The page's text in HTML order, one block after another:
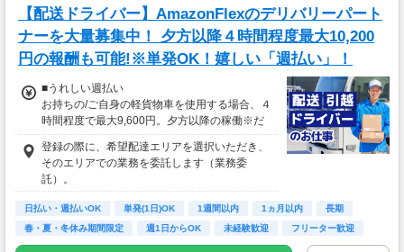
【配送ドライバー】AmazonFlexのデリバリーパート
ナーを大量募集中！ 夕方以降４時間程度最大10,200
円の報酬も可能!※単発OK！嬉しい「週払い」！
■うれしい週払い
お持ちの/ご自身の軽貨物車を使用する場合、４
時間程度で最大9,600円。夕方以降の稼働※だ
と４時間程度で最大10,200円の報酬が獲得可
能！給与ではなく、委託業務に応じた報酬をお
支払いする業務委託のお仕事です。うれしい週
払い。
定。地域により異なります
登録の際に、希望配達エリアを選択いただき、
そのエリアでの業務を委託します（業務委
託）。
日払い・週払いOK 単発(1日)OK 1週間以内 1ヵ月以内
長期
春・夏・冬休み期間限定
週1日からOK 未経験歓迎 フリーター歓迎